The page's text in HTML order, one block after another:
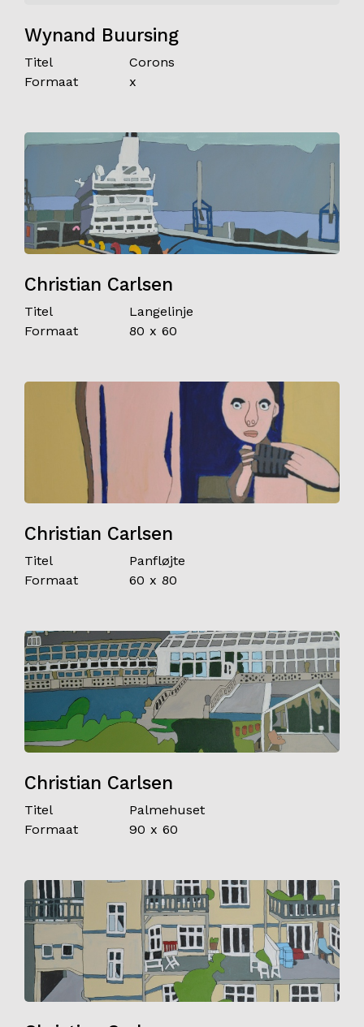
Wynand Buursing
Titel
Corons
Formaat
x
Christian Carlsen
Titel
Langelinje
Formaat
80 x 60
Christian Carlsen
Titel
Panfløjte
Formaat
60 x 80
Christian Carlsen
Titel
Palmehuset
Formaat
90 x 60